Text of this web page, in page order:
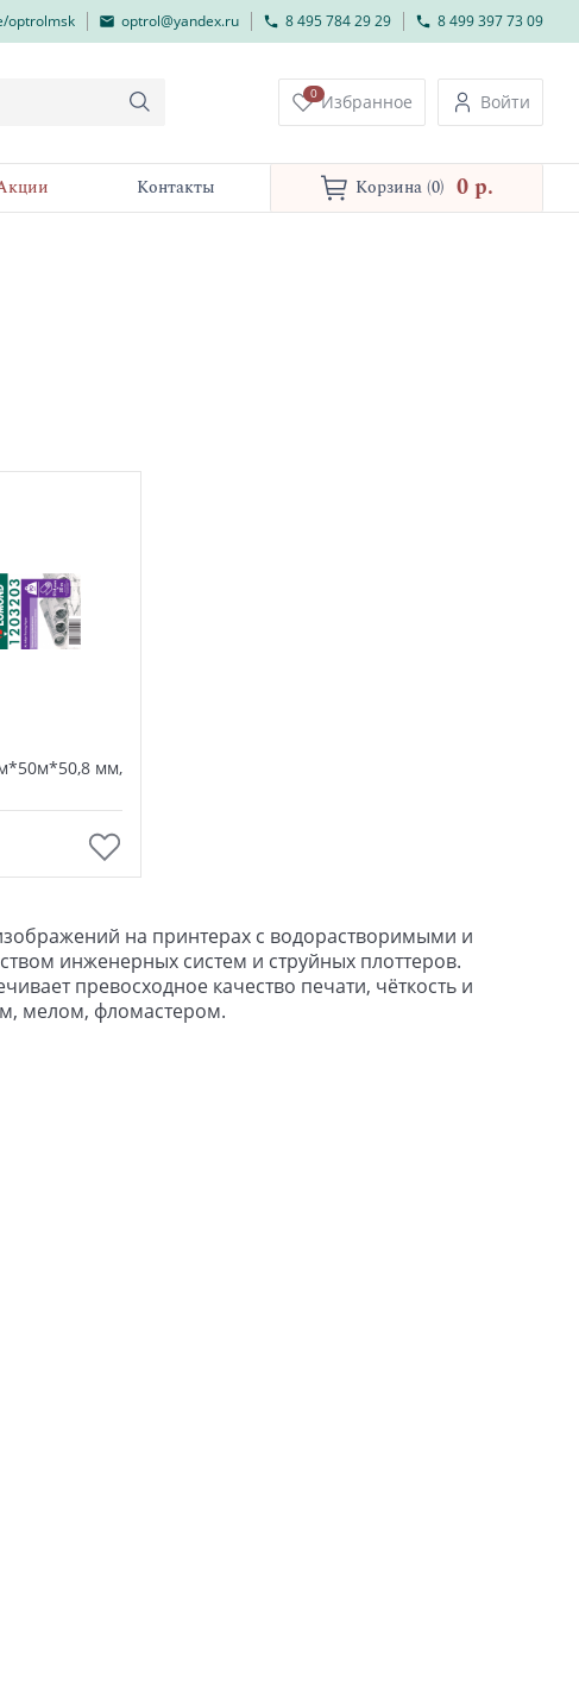
optrolmsk optrol@yandex.ru 8 495 784 29 29 8 499 397 73 09
0 Избранное Войти
Контакты Корзина (0) 0 p.
мм,
на принтерах с водорастворимыми и
инженерных систем и струйных плоттеров.
превосходное качество печати, чёткость и
мелом, фломастером.